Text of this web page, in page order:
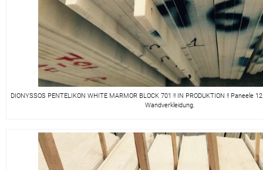
DIONYSSOS PENTELIKON WHITE MARMOR BLOCK 701 !! IN PRODUKTION !! Paneele
Wandverkleidung.